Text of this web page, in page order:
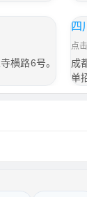
横路6号。
四
点
成
单